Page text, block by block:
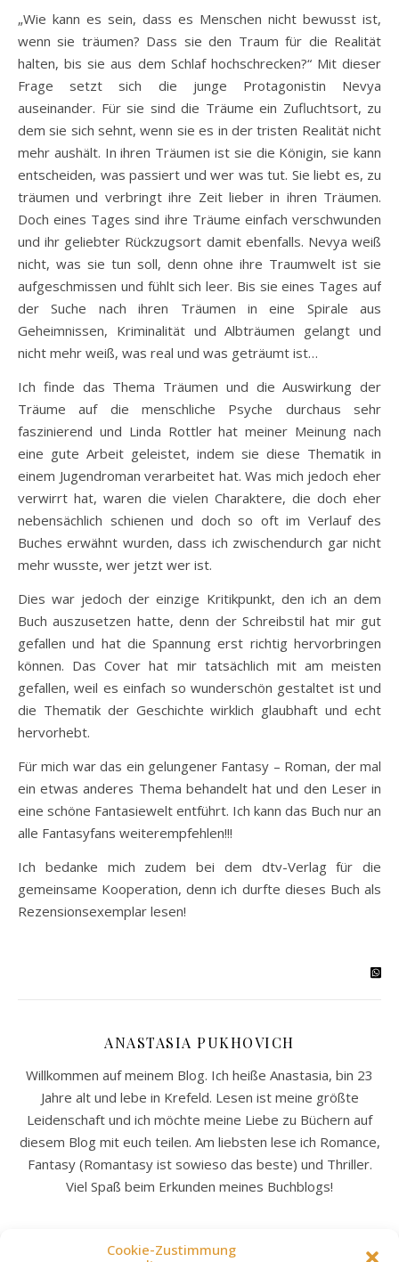
Cookie-Zustimmung
„Wie kann es sein, dass es Menschen nicht bewusst ist,
wenn sie träumen? Dass sie den Traum für die Realität
halten, bis sie aus dem Schlaf hochschrecken?“ Mit dieser
Frage setzt sich die junge Protagonistin Nevya
auseinander. Für sie sind die Träume ein Zufluchtsort, zu
dem sie sich sehnt, wenn sie es in der tristen Realität nicht
mehr aushält. In ihren Träumen ist sie die Königin, sie kann
entscheiden, was passiert und wer was tut. Sie liebt es, zu
träumen und verbringt ihre Zeit lieber in ihren Träumen.
Doch eines Tages sind ihre Träume einfach verschwunden
und ihr geliebter Rückzugsort damit ebenfalls. Nevya weiß
nicht, was sie tun soll, denn ohne ihre Traumwelt ist sie
aufgeschmissen und fühlt sich leer. Bis sie eines Tages auf
der Suche nach ihren Träumen in eine Spirale aus
Geheimnissen, Kriminalität und Albträumen gelangt und
nicht mehr weiß, was real und was geträumt ist…
Ich finde das Thema Träumen und die Auswirkung der
Träume auf die menschliche Psyche durchaus sehr
faszinierend und Linda Rottler hat meiner Meinung nach
eine gute Arbeit geleistet, indem sie diese Thematik in
einem Jugendroman verarbeitet hat. Was mich jedoch eher
verwirrt hat, waren die vielen Charaktere, die doch eher
nebensächlich schienen und doch so oft im Verlauf des
Buches erwähnt wurden, dass ich zwischendurch gar nicht
mehr wusste, wer jetzt wer ist.
Dies war jedoch der einzige Kritikpunkt, den ich an dem
Buch auszusetzen hatte, denn der Schreibstil hat mir gut
gefallen und hat die Spannung erst richtig hervorbringen
können. Das Cover hat mir tatsächlich mit am meisten
gefallen, weil es einfach so wunderschön gestaltet ist und
die Thematik der Geschichte wirklich glaubhaft und echt
hervorhebt.
Für mich war das ein gelungener Fantasy – Roman, der mal
ein etwas anderes Thema behandelt hat und den Leser in
eine schöne Fantasiewelt entführt. Ich kann das Buch nur an
alle Fantasyfans weiterempfehlen!!!
Ich bedanke mich zudem bei dem dtv-Verlag für die
gemeinsame Kooperation, denn ich durfte dieses Buch als
Rezensionsexemplar lesen!
ANASTASIA PUKHOVICH
Willkommen auf meinem Blog. Ich heiße Anastasia, bin 23
Jahre alt und lebe in Krefeld. Lesen ist meine größte
Leidenschaft und ich möchte meine Liebe zu Büchern auf
diesem Blog mit euch teilen. Am liebsten lese ich Romance,
Fantasy (Romantasy ist sowieso das beste) und Thriller.
Viel Spaß beim Erkunden meines Buchblogs!